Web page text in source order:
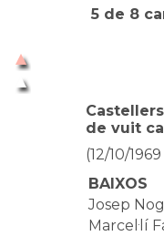
5 de 8
de vuit
(12/10/
BAIXOS
Josep
Marcel·lí